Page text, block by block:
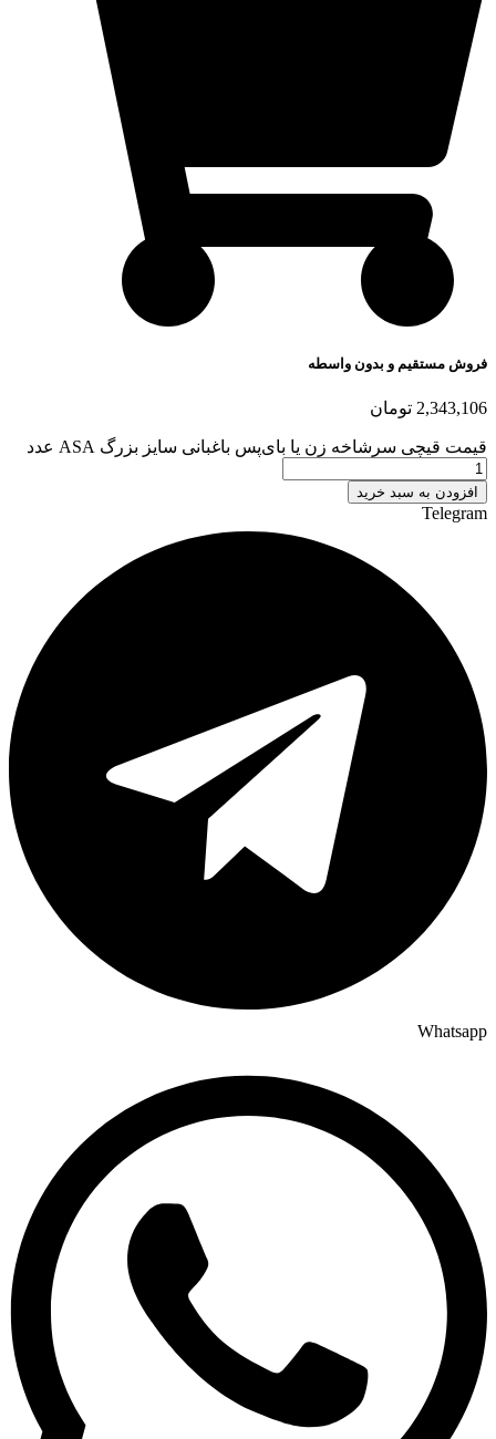
فروش مستقیم و بدون واسطه
2,343,106 تومان
قیمت قیچی سرشاخه زن یا بای‌پس باغبانی سایز بزرگ ASA عدد
افزودن به سبد خرید
Telegram
Whatsapp